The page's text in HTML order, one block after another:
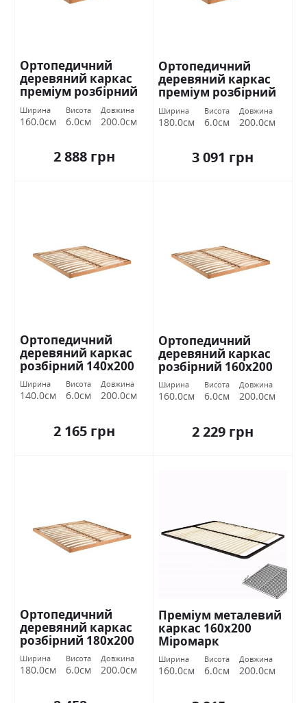
Ортопедичний
деревяний каркас
преміум розбірний
160х200 Міромарк
Ширина
160.0см
Висота
6.0см
Довжина
200.0см
2 888 грн
Ортопедичний
деревяний каркас
преміум розбірний
180х200 Міромарк
Ширина
180.0см
Висота
6.0см
Довжина
200.0см
3 091 грн
Ортопедичний
деревяний каркас
розбірний 140х200
Міромарк
Ширина
140.0см
Висота
6.0см
Довжина
200.0см
2 165 грн
Ортопедичний
деревяний каркас
розбірний 160х200
Міромарк
Ширина
160.0см
Висота
6.0см
Довжина
200.0см
2 229 грн
Ортопедичний
деревяний каркас
розбірний 180х200
Міромарк
Ширина
180.0см
Висота
6.0см
Довжина
200.0см
Преміум металевий
каркас 160х200
Міромарк
Ширина
160.0см
Висота
6.0см
Довжина
200.0см